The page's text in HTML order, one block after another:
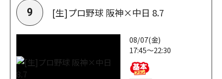
9 [生]プロ野球 阪神×中日 8.7
08/07(金)
17:45～22:30